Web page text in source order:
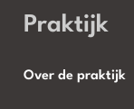
Praktijk
Over de praktijk